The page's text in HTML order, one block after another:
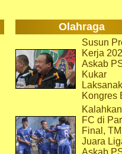
Olahraga
Susun
Kerja
Askab
Kukar
Kongres
FC di
Final,
Juara
Askab